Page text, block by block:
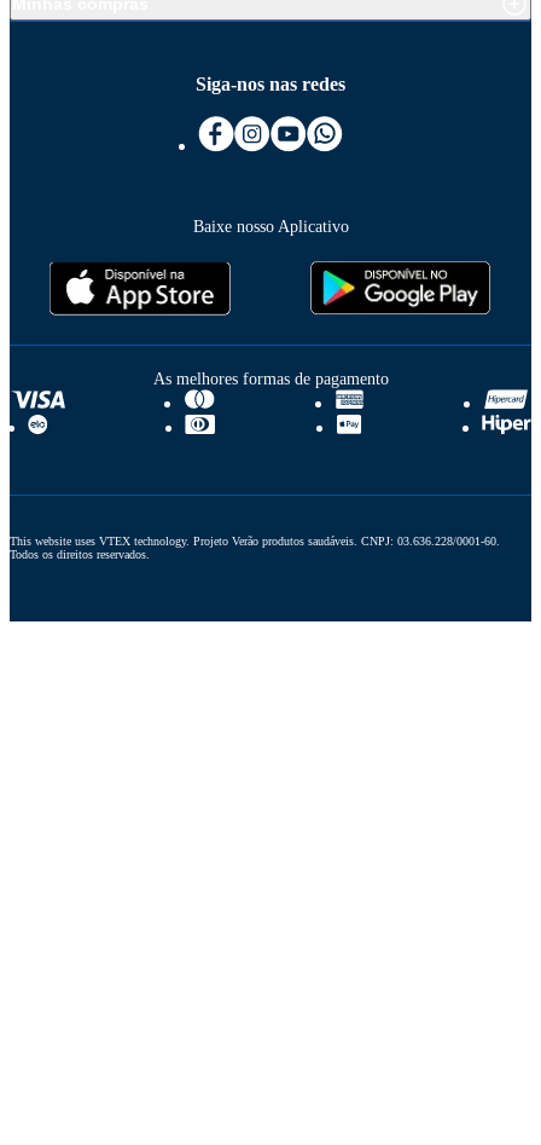
Siga-nos nas redes
Baixe nosso Aplicativo
As melhores formas de pagamento
This website uses VTEX technology. Projeto Verão produtos saudáveis. CNPJ: 03.636.228/0001-60.
Todos os direitos reservados.